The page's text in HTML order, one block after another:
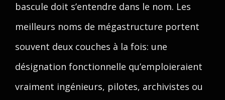
bascule doit s’entendre dans le nom. Les
meilleurs noms de mégastructure portent
souvent deux couches à la fois: une
désignation fonctionnelle qu’emploieraient
vraiment ingénieurs, pilotes, archivistes ou